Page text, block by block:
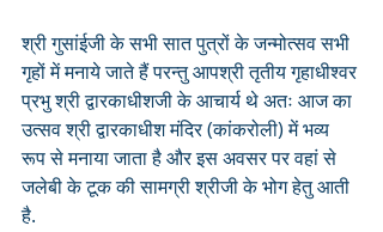
श्री गुसांईजी के सभी सात पुत्रों के जन्मोत्सव सभी
गृहों में मनाये जाते हैं परन्तु आपश्री तृतीय गृहाधीश्वर
प्रभु श्री द्वारकाधीशजी के आचार्य थे अतः आज का
उत्सव श्री द्वारकाधीश मंदिर (कांकरोली) में भव्य
रूप से मनाया जाता है और इस अवसर पर वहां से
जलेबी के टूक की सामग्री श्रीजी के भोग हेतु आती
है.